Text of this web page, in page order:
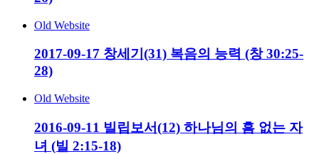
Old Website
2017-09-17 창세기(31) 복음의 능력 (창 30:25-
28)
Old Website
2016-09-11 빌립보서(12) 하나님의 흠 없는 자
녀 (빌 2:15-18)